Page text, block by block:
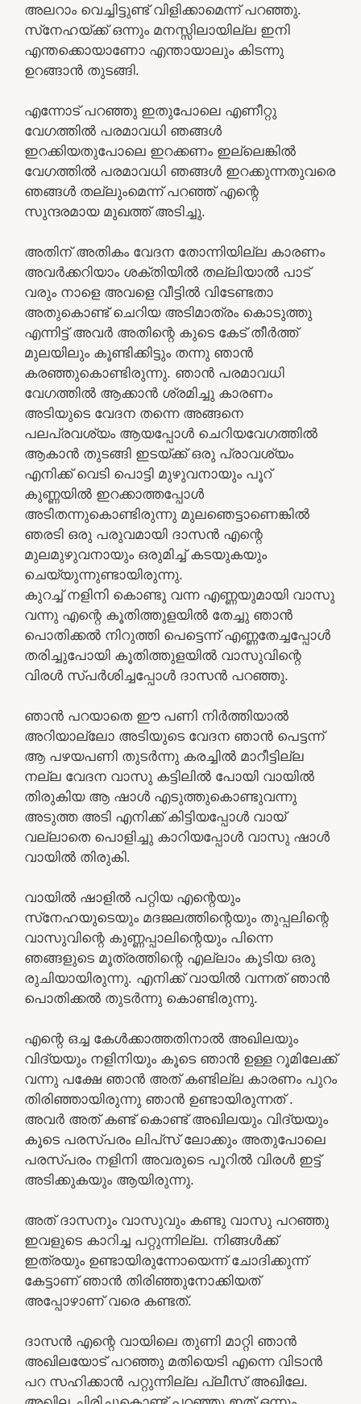
അലറാം വെച്ചിട്ടുണ്ട് വിളിക്കാമെന്ന് പറഞ്ഞു.
സ്‌നേഹയ്ക്ക് ഒന്നും മനസ്സിലായില്ല ഇനി
എന്തക്കൊയാണോ എന്തായാലും കിടന്നു
ഉറങ്ങാന്‍ തുടങ്ങി.
എന്നോട് പറഞ്ഞു ഇതുപോലെ എണീറ്റു
വേഗത്തില്‍ പരമാവധി ഞങ്ങള്‍
ഇറക്കിയതുപോലെ ഇറക്കണം ഇല്ലെങ്കില്‍
വേഗത്തില്‍ പരമാവധി ഞങ്ങള്‍ ഇറക്കുന്നതുവരെ
ഞങ്ങള്‍ തല്ലുംമെന്ന് പറഞ്ഞ് എന്റെ
സുന്ദരമായ മുഖത്ത് അടിച്ചു.
അതിന് അതികം വേദന തോന്നിയില്ല കാരണം
അവര്‍ക്കറിയാം ശക്തിയില്‍ തല്ലിയാല്‍ പാട്
വരും നാളെ അവളെ വീട്ടില്‍ വിടേണ്ടതാ
അതുകൊണ്ട് ചെറിയ അടിമാത്രം കൊടുത്തു
എന്നിട്ട് അവര്‍ അതിന്റെ കുടെ കേട് തീര്‍ത്ത്
മുലയിലും കൂണ്ടിക്കിട്ടും തന്നു ഞാന്‍
കരഞ്ഞുകൊണ്ടിരുന്നു. ഞാന്‍ പരമാവധി
വേഗത്തില്‍ ആക്കാന്‍ ശ്രമിച്ചു കാരണം
അടിയുടെ വേദന തന്നെ അങ്ങനെ
പലപ്രവശ്യം ആയപ്പോള്‍ ചെറിയവേഗത്തില്‍
ആകാന്‍ തുടങ്ങി ഇടയ്ക്ക് ഒരു പ്രാവശ്യം
എനിക്ക് വെടി പൊട്ടി മുഴുവനായും പൂറ്
കുണ്ണയില്‍ ഇറക്കാത്തപ്പോള്‍
അടിതന്നുകൊണ്ടിരുന്നു മുലഞെട്ടാണെങ്കില്‍
ഞരടി ഒരു പരുവമായി ദാസന്‍ എന്റെ
മുലമുഴുവനായും ഒരുമിച്ച് കടയുകയും
ചെയ്യുന്നുണ്ടായിരുന്നു.
കുറച്ച് നളിനി കൊണ്ടു വന്ന എണ്ണയുമായി വാസു
വന്നു എന്റെ കൂതിത്തുളയില്‍ തേച്ചു ഞാന്‍
പൊതിക്കല്‍ നിറുത്തി പെട്ടെന്ന് എണ്ണതേച്ചപ്പോള്‍
തരിച്ചുപോയി കൂതിത്തുളയില്‍ വാസുവിന്റെ
വിരള്‍ സ്പര്‍ശിച്ചപ്പോള്‍ ദാസന്‍ പറഞ്ഞു.
ഞാന്‍ പറയാതെ ഈ പണി നിര്‍ത്തിയാല്‍
അറിയാല്ലോ അടിയുടെ വേദന ഞാന്‍ പെട്ടന്ന്
ആ പഴയപണി തുടര്‍ന്നു കരച്ചില്‍ മാറീട്ടില്ല
നല്ല വേദന വാസു കട്ടിലില്‍ പോയി വായില്‍
തിരുകിയ ആ ഷാള്‍ എടുത്തുകൊണ്ടുവന്നു
അടുത്ത അടി എനിക്ക് കിട്ടിയപ്പോള്‍ വായ്
വല്ലാതെ പൊളിച്ചു കാറിയപ്പോള്‍ വാസു ഷാള്‍
വായില്‍ തിരുകി.
വായില്‍ ഷാളില്‍ പറ്റിയ എന്റെയും
സ്‌നേഹയുടെയും മദജലത്തിന്റെയും തുപ്പലിന്റെ
വാസുവിന്റെ കുണ്ണപ്പാലിന്റെയും പിന്നെ
ഞങ്ങളുടെ മൂത്രത്തിന്റെ എല്ലാം കൂടിയ ഒരു
രുചിയായിരുന്നു. എനിക്ക് വായില്‍ വന്നത് ഞാന്‍
പൊതിക്കല്‍ തുടര്‍ന്നു കൊണ്ടിരുന്നു.
എന്റെ ഒച്ച കേള്‍ക്കാത്തതിനാല്‍ അഖിലയും
വിദ്യയും നളിനിയും കൂടെ ഞാന്‍ ഉള്ള റൂമിലേക്ക്
വന്നു പക്ഷേ ഞാന്‍ അത് കണ്ടില്ല കാരണം പുറം
തിരിഞ്ഞായിരുന്നു ഞാന്‍ ഉണ്ടായിരുന്നത് .
അവര്‍ അത് കണ്ട് കൊണ്ട് അഖിലയും വിദ്യയും
കൂടെ പരസ്പരം ലിപ്‌സ് ലോക്കും അതുപോലെ
പരസ്പരം നളിനി അവരുടെ പൂറില്‍ വിരള്‍ ഇട്ട്
അടിക്കുകയും ആയിരുന്നു.
അത് ദാസനും വാസുവും കണ്ടു വാസു പറഞ്ഞു
ഇവളുടെ കാറിച്ച പറ്റുന്നില്ല. നിങ്ങള്‍ക്ക്
ഇത്രയും ഉണ്ടായിരുന്നോയെന്ന് ചോദിക്കുന്ന്
കേട്ടാണ് ഞാന്‍ തിരിഞ്ഞുനോക്കിയത്
അപ്പോഴാണ് വരെ കണ്ടത്.
ദാസന്‍ എന്റെ വായിലെ തുണി മാറ്റി ഞാന്‍
അഖിലയോട് പറഞ്ഞു മതിയെടി എന്നെ വിടാന്‍
പറ സഹിക്കാന്‍ പറ്റുന്നില്ല പ്ലീസ് അഖിലേ.